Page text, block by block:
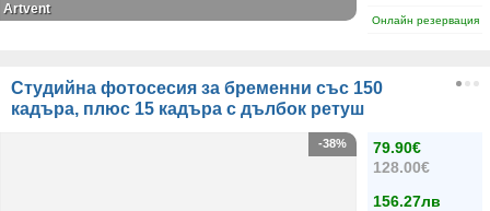
Онлайн резервация
Artvent
Студийна фотосесия за бременни със 150
кадъра, плюс 15 кадъра с дълбок ретуш
79.90€
128.00€
156.27лв
-38%